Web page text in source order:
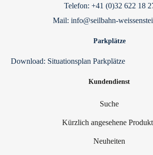
Telefon: +41 (0)32 622 18
Mail: info@seilbahn-
Parkplätze
Download: Situationsplan Parkplätze
Kundendienst
Suche
Kürzlich angesehene
Neuheiten